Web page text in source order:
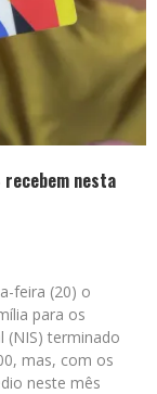
nesta
feira (20) o
para os
(NIS) terminado
mas, com os
neste mês